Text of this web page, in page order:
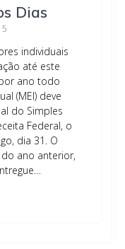
Dias
individuais
até este
ano todo
(MEI) deve
do Simples
Federal, o
dia 31. O
ano anterior,